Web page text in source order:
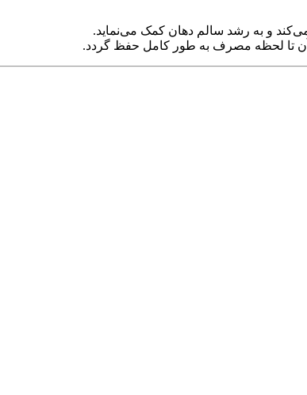
و به رشد سالم دهان کمک می‌نماید.
تا لحظه مصرف به طور کامل حفظ گردد.